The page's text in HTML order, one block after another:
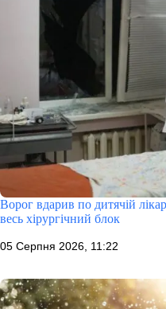
Ворог вдарив по дитячій
весь хірургічний блок
05 Серпня 2026, 11:22